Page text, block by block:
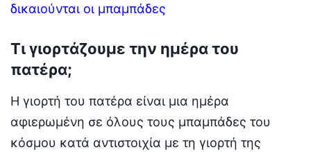
δικαιούνται οι μπαμπάδες
Τι γιορτάζουμε την ημέρα του
πατέρα;
Η γιορτή του πατέρα είναι μια ημέρα
αφιερωμένη σε όλους τους μπαμπάδες του
κόσμου κατά αντιστοιχία με τη γιορτή της